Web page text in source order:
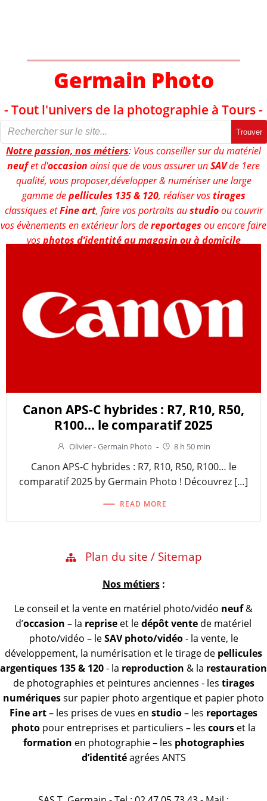
Germain Photo
- Tout l'univers de la photographie à Tours -
Trouver
Notre passion, nos métiers: Vous conseiller sur du matériel
neufet d'occasion ainsi que de vous assurer unSAVde 1ere
qualité, vous proposer,développer & numériser une large
gamme depellicules 135 & 120, réaliser vostirages
classiques etFine art, faire vos portraits austudioou couvrir
vos évènements en extérieur lors dereportages ou encore faire
vosphotos d’identité au magasin ou à domicile
Canon APS-C hybrides : R7, R10, R50,
R100… le comparatif 2025
Olivier - Germain Photo - 8 h 50 min
Canon APS-C hybrides : R7, R10, R50, R100… le
comparatif 2025 by Germain Photo ! Découvrez […]
READ MORE
Plan du site / Sitemap
Nos métiers:
Le conseil et la vente en matériel photo/vidéo neuf&
d’occasion – la reprise et ledépôt vente de matériel
photo/vidéo – leSAV photo/vidéo- la vente, le
développement, la numérisation et le tirage de pellicules
argentiques 135 & 120- la reproduction & la restauration
de photographies et peintures anciennes - les tirages
numériquessur papier photo argentique et papier photo
Fine art– les prises de vues en studio– les reportages
photo pour entreprises et particuliers – les cours et la
formation en photographie – les photographies
d’identitéagrées ANTS